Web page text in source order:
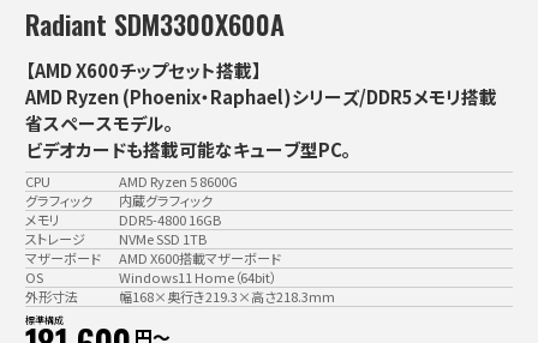
Radiant SDM3300X600A
【AMD X600チップセット搭載】
AMD Ryzen (Phoenix・Raphael)シリーズ/DDR5メモリ搭載
省スペースモデル。
ビデオカードも搭載可能なキューブ型PC。
CPU
AMD Ryzen 5 8600G
グラフィック
内蔵グラフィック
メモリ
DDR5-4800 16GB
ストレージ
NVMe SSD 1TB
マザーボード
AMD X600搭載マザーボード
OS
Windows11 Home（64bit）
外形寸法
幅168×奥行き219.3×高さ218.3mm
標準構成
円〜